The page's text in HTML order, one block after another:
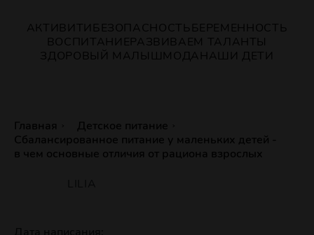
АКТИВИТИ БЕЗОПАСНОСТЬ БЕРЕМЕННОСТЬ
ВОСПИТАНИЕРАЗВИВАЕМ ТАЛАНТЫ
ЗДОРОВЫЙ МАЛЫШМОДА НАШИ ДЕТИ
Главная
Детское питание
Сбалансированное питание у маленьких детей -
в чем основные отличия от рациона взрослых